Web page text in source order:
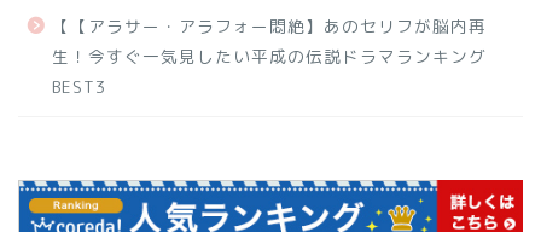
【【アラサー・アラフォー悶絶】あのセリフが脳内再
生！今すぐ一気見したい平成の伝説ドラマランキング
BEST3